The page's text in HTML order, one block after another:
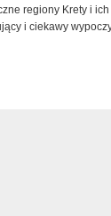
regiony Krety i
i ciekawy